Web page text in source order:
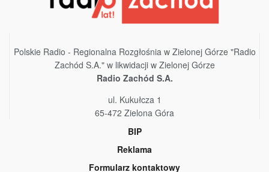
Polskie Radio - Regionalna Rozgłośnia w Zielonej Górze "Radio
Zachód S.A." w likwidacji w Zielonej Górze
Radio Zachód S.A.
ul. Kukułcza 1
65-472 Zielona Góra
BIP
Reklama
Formularz kontaktowy